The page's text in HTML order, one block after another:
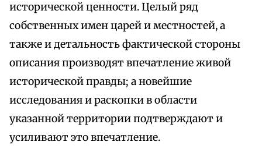
исторической ценности. Целый ряд
собственных имен царей и местностей, а
также и детальность фактической стороны
описания производят впечатление живой
исторической правды; а новейшие
исследования и раскопки в области
указанной территории подтверждают и
усиливают это впечатление.